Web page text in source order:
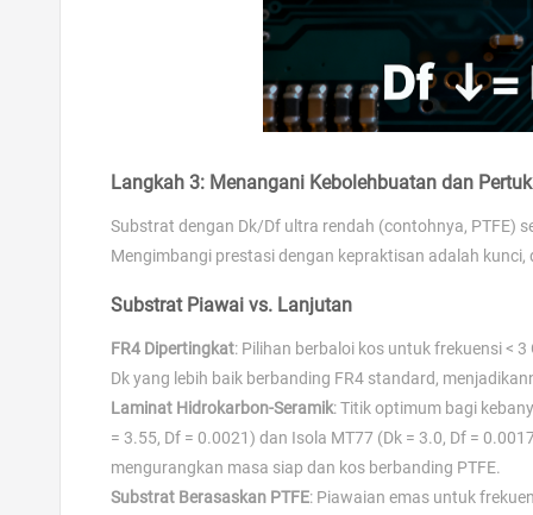
Langkah 3: Menangani Kebolehbuatan dan
Substrat dengan Dk/Df ultra rendah (contohnya, PTFE)
Mengimbangi prestasi dengan kepraktisan adalah
Substrat Piawai vs. Lanjutan
FR4 Dipertingkat: Pilihan berbaloi kos untuk frekuensi <
Dk yang lebih baik berbanding FR4 standard,
Laminat Hidrokarbon-Seramik: Titik optimum bagi
= 3.55, Df = 0.0021) dan Isola MT77 (Dk = 3.0, Df =
mengurangkan masa siap dan kos berbanding PTFE.
Substrat Berasaskan PTFE: Piawaian emas untuk